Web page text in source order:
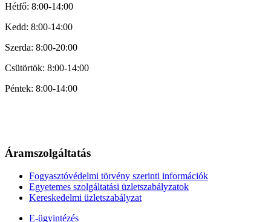
Hétfő: 8:00-14:00
Kedd: 8:00-14:00
Szerda: 8:00-20:00
Csütörtök: 8:00-14:00
Péntek: 8:00-14:00
Áramszolgáltatás
Fogyasztóvédelmi törvény szerinti információk
Egyetemes szolgáltatási üzletszabályzatok
Kereskedelmi üzletszabályzat
E-ügyintézés